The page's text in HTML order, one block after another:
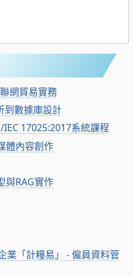
網貿易實務
到數據庫設計
17025:2017系統課程
體內容創作
與RAG實作
業「計糧易」 - 僱員資料管